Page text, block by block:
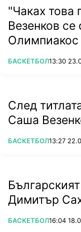
"Чаках това
Везенков се
Олимпиакос
ПОВЕЧЕ ОТ
БАСКЕТБОЛ13:30
След
Саша
ПОВЕЧЕ ОТ
БАСКЕТБОЛ13:27
Димитър
ПОВЕЧЕ ОТ
БАСКЕТБОЛ16:04